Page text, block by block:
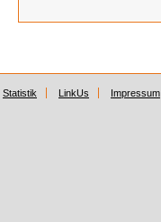
Statistik LinkUs Impressum